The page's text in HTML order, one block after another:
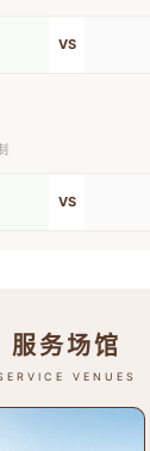
VS
VS
服务场馆
VENUES